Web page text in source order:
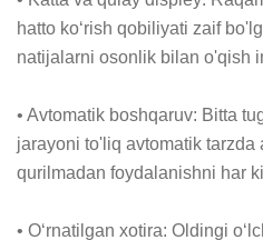
hatto ko‘rish qobiliyati zaif
natijalarni osonlik bilan o'qish
• Avtomatik boshqaruv: Bitta
jarayoni to'liq avtomatik
qurilmadan foydalanishni har
• O‘rnatilgan xotira: Oldingi